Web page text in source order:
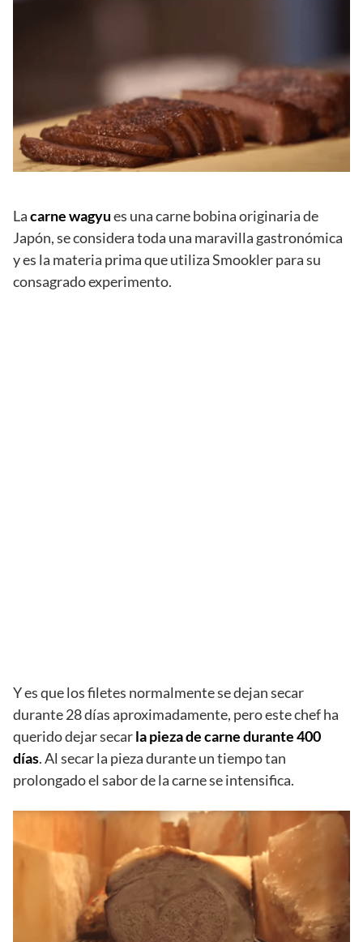
Lacarne wagyues una carne bobina originaria de
Japón, se considera toda una maravilla gastronómica
y es la materia prima que utiliza Smookler para su
consagrado experimento.
Y es que los filetes normalmente se dejan secar
durante 28 días aproximadamente, pero este chef ha
querido dejar secarla pieza de carne durante 400
días. Al secar la pieza durante un tiempo tan
prolongado el sabor de la carne se intensifica.